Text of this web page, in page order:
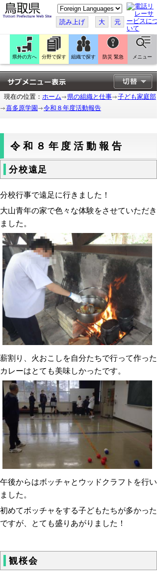
こ
の
ペ
ー
ジ
翻
訳
す
る
読み上げ 大 元
県外の方へ 分野で探す 組織で探す 防災 緊急 メニュー
現在の位置： ホーム 県の組織と仕事
子ども家庭部
喜多原学園
令和８年度活動報告
令和８年度活動報告
分校遠足
分校行事で遠足に行きました！
大山青年の家で色々な体験をさせていただき
ました。
薪割り、火おこしを自分たちで行って作った
カレーはとても美味しかったです。
午後からはボッチャとウッドクラフトを行い
ました。
初めてボッチャをする子どもたちが多かった
ですが、とても盛りあがりました！
観桜会